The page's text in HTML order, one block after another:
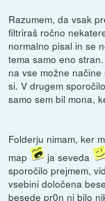
Razumem, da vsak
filtriraš ročno
normalno pisal in se
tema samo eno
na vse možne
si. V drugem
samo sem bil mona,
Folderju nimam, ker
map
ja seveda
sporočilo prejmem,
vsebini določena
besede pr0n ni bilo